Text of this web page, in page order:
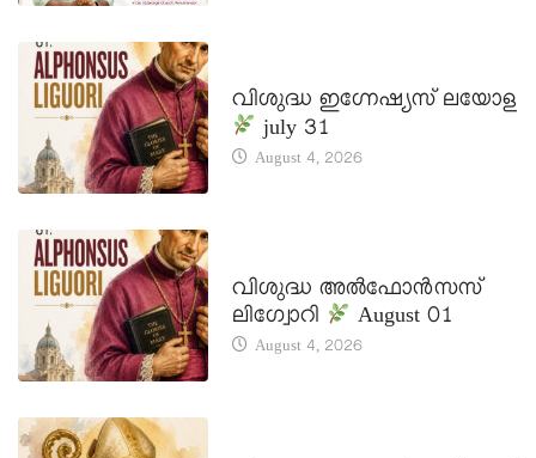
വിശുദ്ധ ഇഗ്നേഷ്യസ് ലയോള
july 31
August 4, 2026
വിശുദ്ധ അൽഫോൻസസ്
ലിഗ്വോറി
August 01
August 4, 2026